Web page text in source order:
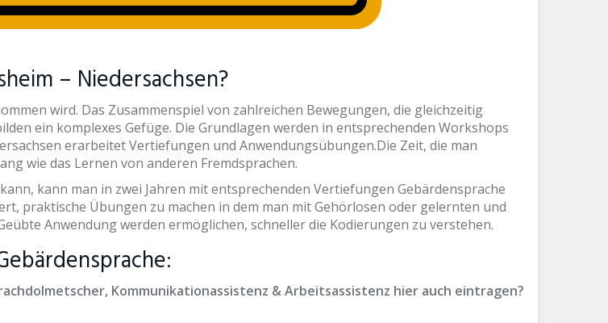
– Niedersachsen?
wird. Das Zusammenspiel von zahlreichen Bewegungen, die gleichzeitig
ein komplexes Gefüge. Die Grundlagen werden in entsprechenden Workshops
erarbeitet Vertiefungen und Anwendungsübungen.Die Zeit, die man
wie das Lernen von anderen Fremdsprachen.
kann man in zwei Jahren mit entsprechenden Vertiefungen Gebärdensprache
praktische Übungen zu machen in dem man mit Gehörlosen oder gelernten und
Anwendung werden ermöglichen, schneller die Kodierungen zu verstehen.
Kommunikationassistenz & Arbeitsassistenz hier auch eintragen?